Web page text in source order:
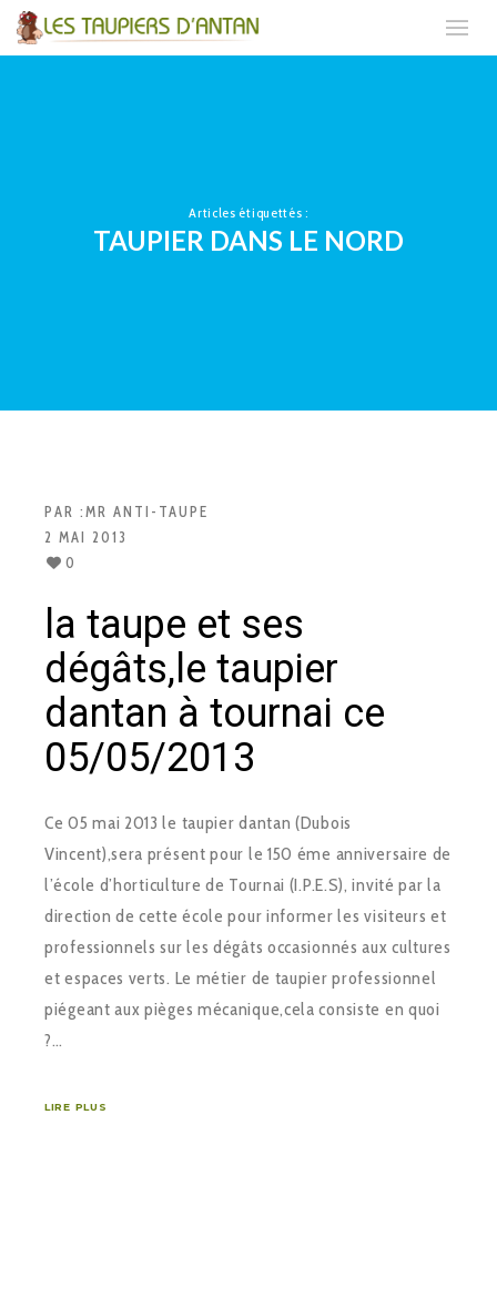
Articles étiquettés :
TAUPIER DANS LE NORD
PAR :MR ANTI-TAUPE
2 MAI 2013
0
la taupe et ses
dégâts,le taupier
dantan à tournai ce
05/05/2013
Ce 05 mai 2013 le taupier dantan (Dubois
Vincent),sera présent pour le 150 éme anniversaire de
l’école d’horticulture de Tournai (I.P.E.S), invité par la
direction de cette école pour informer les visiteurs et
professionnels sur les dégâts occasionnés aux cultures
et espaces verts. Le métier de taupier professionnel
piégeant aux pièges mécanique,cela consiste en quoi
?…
LIRE PLUS